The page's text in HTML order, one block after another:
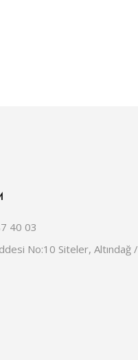
40 03
No:10 Siteler, Altındağ /